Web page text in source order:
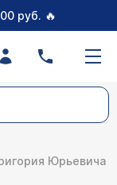
руб. 🔥
Юрьевича